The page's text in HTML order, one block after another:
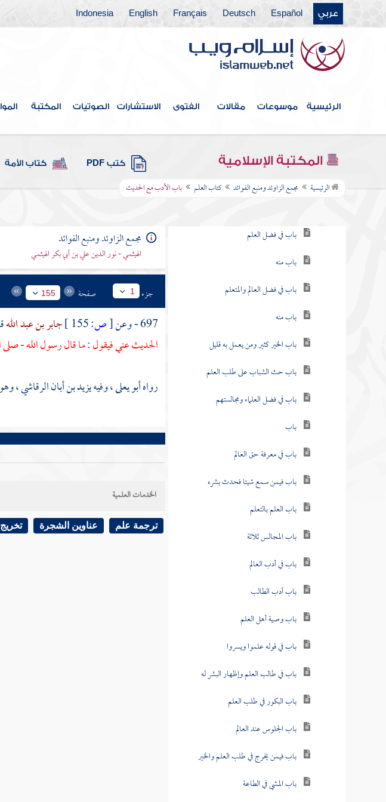
عربي Español
Deutsch
Français
English
Indonesia
الرئيسية موسوعات مقالات الفتوى الاستشارات الصوتيات المكتبة
المكتبة الإسلامية كتب PDF كتاب الأمة
الرئيسية مجمع الزاوئد ومنبع الفوائد كتاب العلم باب الأدب مع الحديث
فهرس الكتاب
خطبة الكتاب
كتاب الإيمان
كتاب العلم
باب في فضل العلم
باب منه
باب في فضل العالم والمتعلم
باب منه
باب الخير كثير ومن يعمل به قليل
باب حث الشباب على طلب العلم
باب في فضل العلماء ومجالستهم
باب
باب في معرفة حق العالم
باب فيمن سمع شيئا فحدث بشره
باب العلم بالتعلم
باب المجالس ثلاثة
باب في أدب العالم
باب أدب الطالب
باب وصية أهل العلم
باب في قوله علموا ويسروا
باب في طالب العلم وإظهار البشر له
باب البكور في طلب العلم
باب الجلوس عند العالم
باب فيمن يخرج في طلب العلم والخير
باب المشي في الطاعة
مجمع الزاوئد ومنبع الفوائد
الهيثمي - نور الدين علي بن أبي بكر الهيثمي
جزء 1 صفحة 155
697 - وعن [ص: جابر بن عبد الله
الحديث عني فيقول : ما قال رسول الله -
رواهأبو يعلى، وفيهيزيد بن أبان الرقاشي،
الخدمات العلمية
ترجمة علم عناوين الشجرة